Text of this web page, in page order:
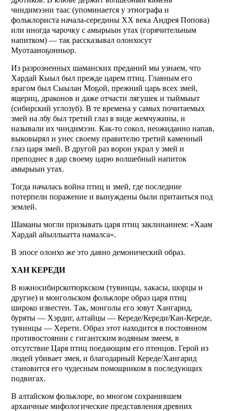
чиндимээни таас (упоминается у этнографа и
фольклориста начала-середины ХХ века Андрея Попова)
или иногда чарочку с амырыын утах (горячительным
напитком) — так рассказывал олонхосут
Муотааноҕонньор.
Из разрозненных шаманских преданий мы узнаем, что
Хардай Кыыл был прежде царем птиц. Главным его
врагом был Сыылан Моҕой, прежний царь всех змей,
ящериц, драконов и даже отчасти лягушек и тыймыыт
(сибирский углозуб). В те времена у самых почитаемых
змей на лбу был третий глаз в виде жемчужины, и
называли их чиндимээн. Как-то сокол, неожиданно напав,
выковырял и унес своему правителю третий каменный
глаз царя змей. В другой раз ворон украл у змей и
преподнес в дар своему царю волшебный напиток
амырыын утах.
Тогда началась война птиц и змей, где последние
потерпели поражение и вынуждены были притаиться под
землей.
Шаманы могли призывать царя птиц заклинанием: «Хаам
Хардай айыллыатта намалса».
В эпосе олонхо же это давно демонический образ.
ХАН КЕРЕДИ
В южносибирскотюркском (тувинцы, хакасы, шорцы и
другие) и монгольском фольклоре образ царя птиц
широко известен. Так, монголы его зовут Хангарид,
буряты — Хэрдиг, алтайцы — Кереде/Кереди/Кан-Кереде,
тувинцы — Херети. Образ этот находится в постоянном
противостоянии с гигантским водяным змеем, в
отсутствие Царя птиц поедающим его птенцов. Герой из
людей убивает змея, и благодарный Кереде/Хангарид
становится его чудесным помощником в последующих
подвигах.
В алтайском фольклоре, во многом сохранившем
архаичные мифологические представления древних